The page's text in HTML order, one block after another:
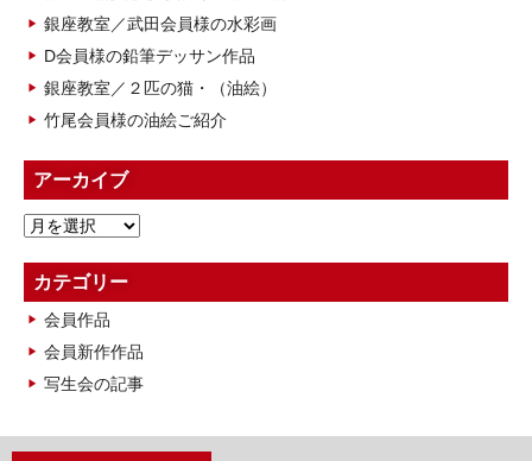
銀座教室／武田会員様の水彩画
D会員様の鉛筆デッサン作品
銀座教室／２匹の猫・（油絵）
竹尾会員様の油絵ご紹介
アーカイブ
ア
カ
イ
ブ
カテゴリー
会員作品
会員新作作品
写生会の記事